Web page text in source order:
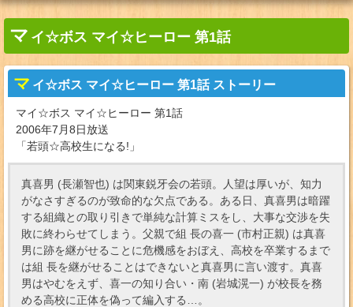
マ イ☆ボス マイ☆ヒーロー 第1話
マ イ☆ボス マイ☆ヒーロー 第1話 ストーリー
マイ☆ボス マイ☆ヒーロー 第1話
2006年7月8日放送
「若頭☆高校生になる!」
真喜男 (長瀬智也) は関東鋭牙会の若頭。人望は厚いが、知力
がなさすぎるのが致命的な欠点である。ある日、真喜男は暗躍
する組織との取り引きで単純な計算ミスをし、大事な交渉を失
敗に終わらせてしまう。父親で組 長の喜一 (市村正親) は真喜
男に跡を継がせることに危機感をおぼえ、高校を卒業するまで
は組 長を継がせることはできないと真喜男に言い渡す。真喜
男はやむをえず、喜一の知り合い・南 (岩城滉一) が校長を務
める高校に正体を偽って編入する…。